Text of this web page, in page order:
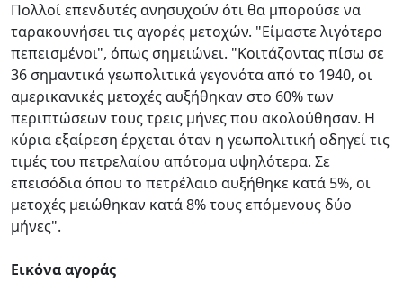
Πολλοί επενδυτές ανησυχούν ότι θα μπορούσε να
ταρακουνήσει τις αγορές μετοχών. "Είμαστε λιγότερο
πεπεισμένοι", όπως σημειώνει. "Κοιτάζοντας πίσω σε
36 σημαντικά γεωπολιτικά γεγονότα από το 1940, οι
αμερικανικές μετοχές αυξήθηκαν στο 60% των
περιπτώσεων τους τρεις μήνες που ακολούθησαν. Η
κύρια εξαίρεση έρχεται όταν η γεωπολιτική οδηγεί τις
τιμές του πετρελαίου απότομα υψηλότερα. Σε
επεισόδια όπου το πετρέλαιο αυξήθηκε κατά 5%, οι
μετοχές μειώθηκαν κατά 8% τους επόμενους δύο
μήνες".
Εικόνα αγοράς